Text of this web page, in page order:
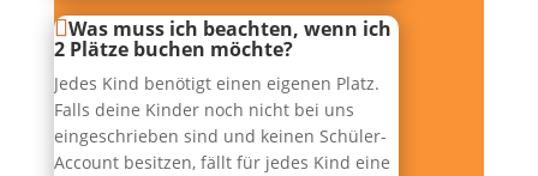
Was muss ich beachten, wenn ich
2 Plätze buchen möchte?
Jedes Kind benötigt einen eigenen Platz.
Falls deine Kinder noch nicht bei uns
eingeschrieben sind und keinen Schüler-
Account besitzen, fällt für jedes Kind eine